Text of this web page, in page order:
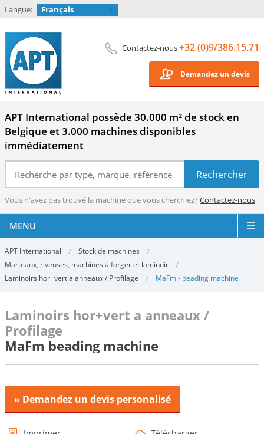
Langue: Français
Contactez-nous+32 (0)9/386.15.71
Demandez un devis
APT International possède 30.000 m² de stock en
Belgique et 3.000 machines disponibles
immédiatement
Vous n'avez pas trouvé la machine que vous cherchiez? Contactez-nous
MENU
APT International
Stock de machines
Marteaux, riveuses, machines à forger et laminoir
Laminoirs hor+vert a anneaux / Profilage
MaFm - beading machine
Laminoirs hor+vert a anneaux /
Profilage
MaFm beading machine
» Demandez un devis personalisé